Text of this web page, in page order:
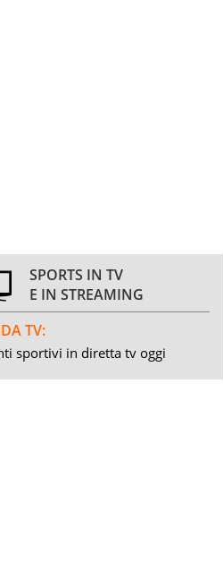
SPORTS IN TV
E IN STREAMING
TV:
sportivi in diretta tv oggi